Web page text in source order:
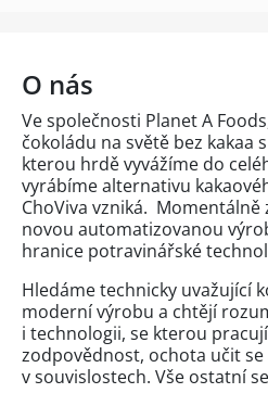
O nás
Ve společnosti Planet A
čokoládu na světě bez kakaa
kterou hrdě vyvážíme do
vyrábíme alternativu
ChoViva vzniká.
novou automatizovanou
hranice potravinářské
Hledáme technicky uvažující
moderní výrobu a chtějí
i technologii, se kterou
zodpovědnost, ochota učit
v souvislostech. Vše ostatní